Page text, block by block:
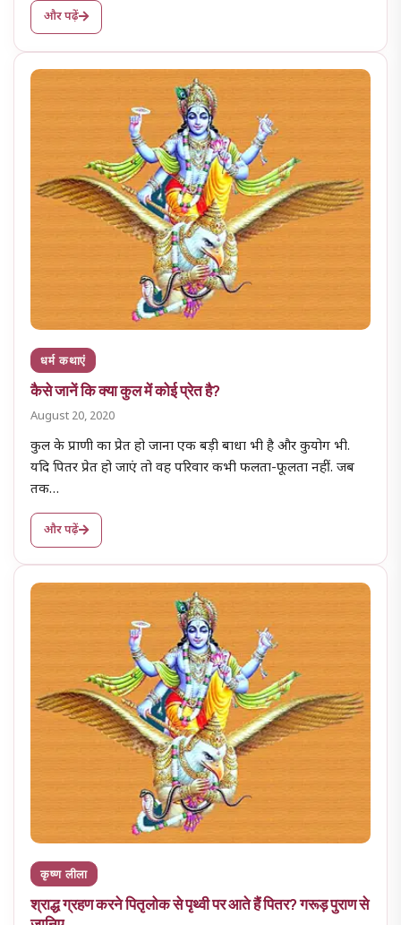
और पढ़ें
धर्म कथाएं
कैसे जानें कि क्या कुल में कोई प्रेत है?
August 20, 2020
कुल के प्राणी का प्रेत हो जाना एक बड़ी बाधा भी है और कुयोग भी.
यदि पितर प्रेत हो जाएं तो वह परिवार कभी फलता-फूलता नहीं. जब
तक…
और पढ़ें
कृष्ण लीला
श्राद्ध ग्रहण करने पितृलोक से पृथ्वी पर आते हैं पितर? गरूड़ पुराण से